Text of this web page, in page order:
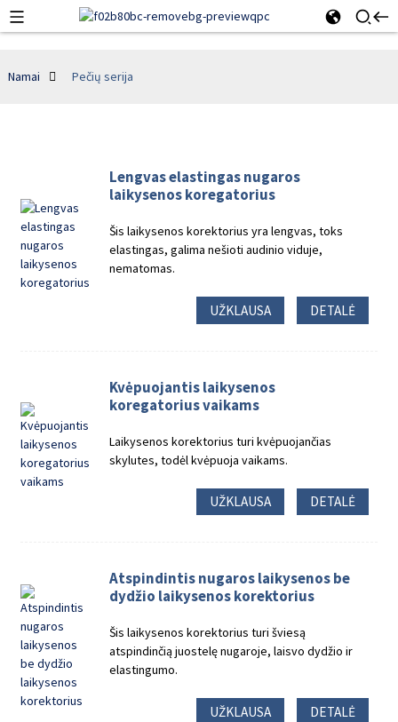
Namai Pečių serija
Lengvas elastingas nugaros
laikysenos koregatorius
Šis laikysenos korektorius yra lengvas, toks
elastingas, galima nešioti audinio viduje,
nematomas.
UŽKLAUSA DETALĖ
Kvėpuojantis laikysenos
koregatorius vaikams
Laikysenos korektorius turi kvėpuojančias
skylutes, todėl kvėpuoja vaikams.
UŽKLAUSA DETALĖ
Atspindintis nugaros laikysenos be
dydžio laikysenos korektorius
Šis laikysenos korektorius turi šviesą
atspindinčią juostelę nugaroje, laisvo dydžio ir
elastingumo.
UŽKLAUSA DETALĖ